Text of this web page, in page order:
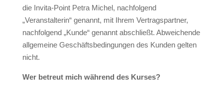
die Invita-Point Petra Michel, nachfolgend
„Veranstalterin“ genannt, mit Ihrem Vertragspartner,
nachfolgend „Kunde“ genannt abschließt. Abweichende
allgemeine Geschäftsbedingungen des Kunden gelten
nicht.
Wer betreut mich während des Kurses?